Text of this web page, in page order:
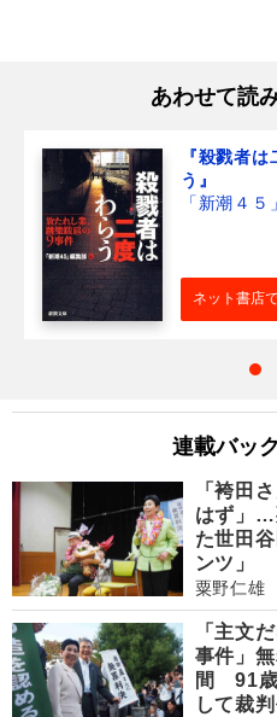
あわせて読
『殺戮者は
う』
「新潮４
ネット書店
連載バッ
「袴田
はず」…
た世田
ンツ」
粟野仁雄
「主文
事件」
間 91歳
して裁